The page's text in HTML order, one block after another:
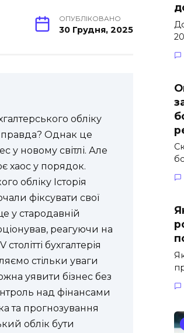
ОПУБЛІКОВАНО
30 Грудня, 2025
обліку
правда? Однак це
у новому світлі. Але
хаос у порядок.
обліку Історія
фіксувати свої
у стародавній
реагуючи на
бухгалтерія
стільки уваги
уявити бізнес без
над фінансами
та прогнозування
облік бути